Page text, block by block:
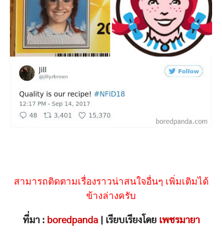
สามารถติดตามเรื่องราวน่าสนใจอื่นๆ เพิ่มเติมได้
ข้างล่างครับ
ที่มา : boredpanda| เรียบเรียงโดย เพชรมายา